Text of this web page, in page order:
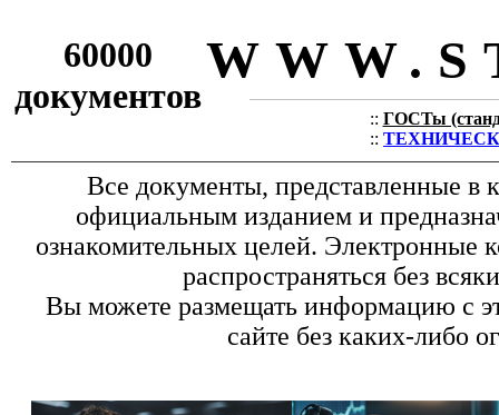
60000
документов
:: ГОСТы
::
Все документы, представленные в
официальным изданием и
ознакомительных целей. Электронные
распространяться без
Вы можете размещать информацию с
сайте без каких-либо